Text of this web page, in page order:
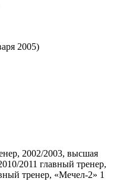
2005)
2002/2003, высшая
2011 главный тренер,
тренер, «Мечел-2» 1